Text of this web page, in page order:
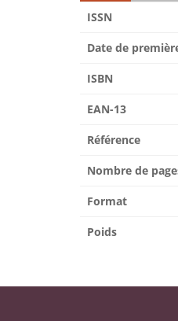
ISSN
Date de
ISBN
EAN-13
Référence
Nombre de
Format
Poids